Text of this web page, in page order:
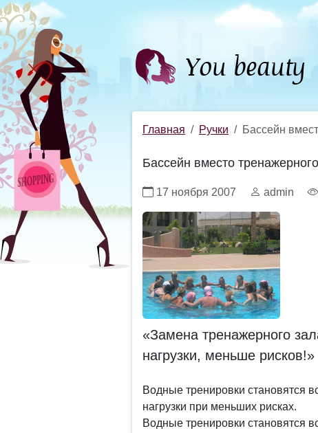
Главная Ручки Бассейн
Бассейн вместо
17 ноября 2007 admin
«Замена тренажерного
нагрузки, меньше рисков!»
Водные тренировки становятся
нагрузки при меньших рисках.
Водные тренировки становятся